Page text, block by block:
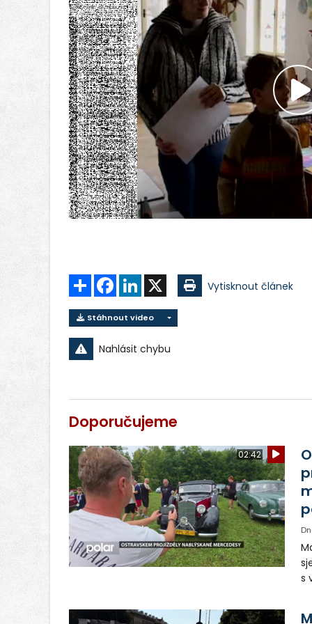
Sdílet FacebookLinkedIn Vytisknout článek
Stáhnout video
Nahlásit chybu
Doporučujeme
02:42
s